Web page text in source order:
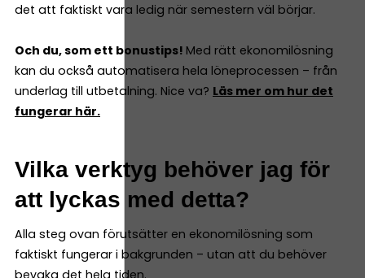
det att faktiskt vara ledig när semestern väl börjar.
Och du, som ett bonustips! Med rätt ekonomilösning
kan du också automatisera hela löneprocessen – från
underlag till utbetalning. Nice va? Läs mer om hur det
fungerar här.
Vilka verktyg behöver jag för
att lyckas med detta?
Alla steg ovan förutsätter en ekonomilösning som
faktiskt fungerar i bakgrunden – utan att du behöver
bevaka det hela tiden.